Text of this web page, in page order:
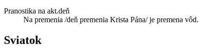
Pranostika na akt.deň
Na premenia /deň premenia Krista Pána/ je premena vôd.
Sviatok